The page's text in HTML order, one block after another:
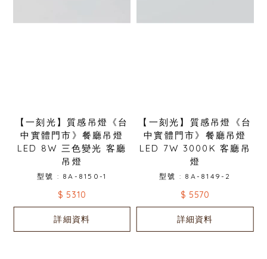
【一刻光】質感吊燈《台
中實體門市》餐廳吊燈
LED 8W 三色變光 客廳
吊燈
型號 : 8A-8150-1
$ 5310
詳細資料
【一刻光】質感吊燈《台
中實體門市》餐廳吊燈
LED 7W 3000K 客廳吊
燈
型號 : 8A-8149-2
$ 5570
詳細資料